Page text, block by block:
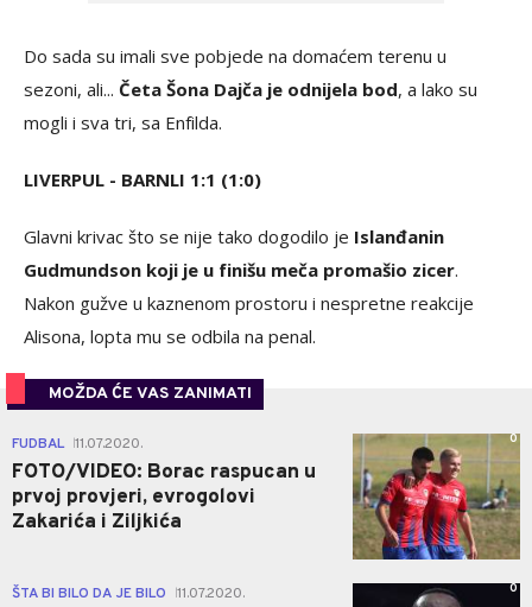
Do sada su imali sve pobjede na domaćem terenu u
sezoni, ali... Četa Šona Dajča je odnijela bod, a lako su
mogli i sva tri, sa Enfilda.
LIVERPUL - BARNLI 1:1 (1:0)
Glavni krivac što se nije tako dogodilo je Islanđanin
Gudmundson koji je u finišu meča promašio zicer.
Nakon gužve u kaznenom prostoru i nespretne reakcije
Alisona, lopta mu se odbila na penal.
MOŽDA ĆE VAS ZANIMATI
FUDBAL 11.07.2020.
FOTO/VIDEO: Borac raspucan u
prvoj provjeri, evrogolovi
Zakarića i Ziljkića
0
ŠTA BI BILO DA JE BILO 11.07.2020. 0